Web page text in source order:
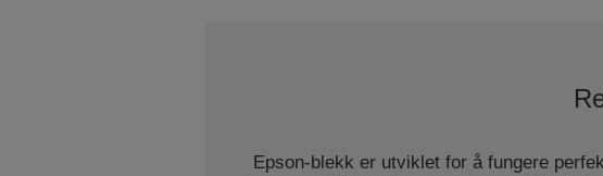
Epson-blekk er utviklet for å fungere